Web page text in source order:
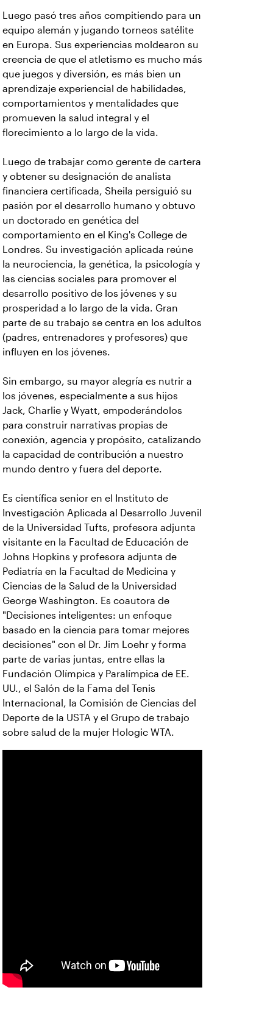
Luego pasó tres años compitiendo para un
equipo alemán y jugando torneos satélite
en Europa. Sus experiencias moldearon su
creencia de que el atletismo es mucho más
que juegos y diversión, es más bien un
aprendizaje experiencial de habilidades,
comportamientos y mentalidades que
promueven la salud integral y el
florecimiento a lo largo de la vida.
Luego de trabajar como gerente de cartera
y obtener su designación de analista
financiera certificada, Sheila persiguió su
pasión por el desarrollo humano y obtuvo
un doctorado en genética del
comportamiento en el King's College de
Londres. Su investigación aplicada reúne
la neurociencia, la genética, la psicología y
las ciencias sociales para promover el
desarrollo positivo de los jóvenes y su
prosperidad a lo largo de la vida. Gran
parte de su trabajo se centra en los adultos
(padres, entrenadores y profesores) que
influyen en los jóvenes.
Sin embargo, su mayor alegría es nutrir a
los jóvenes, especialmente a sus hijos
Jack, Charlie y Wyatt, empoderándolos
para construir narrativas propias de
conexión, agencia y propósito, catalizando
la capacidad de contribución a nuestro
mundo dentro y fuera del deporte.
Es científica senior en el Instituto de
Investigación Aplicada al Desarrollo Juvenil
de la Universidad Tufts, profesora adjunta
visitante en la Facultad de Educación de
Johns Hopkins y profesora adjunta de
Pediatría en la Facultad de Medicina y
Ciencias de la Salud de la Universidad
George Washington. Es coautora de
"Decisiones inteligentes: un enfoque
basado en la ciencia para tomar mejores
decisiones" con el Dr. Jim Loehr y forma
parte de varias juntas, entre ellas la
Fundación Olímpica y Paralímpica de EE.
UU., el Salón de la Fama del Tenis
Internacional, la Comisión de Ciencias del
Deporte de la USTA y el Grupo de trabajo
sobre salud de la mujer Hologic WTA.